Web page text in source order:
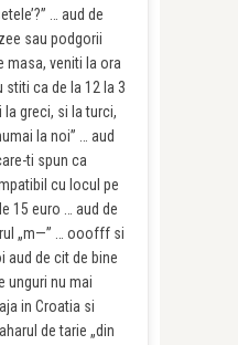
… aud de
sau podgorii
masa, veniti la ora
stiti ca de la 12 la 3
greci, si la turci,
la noi” … aud
ti spun ca
cu locul pe
15 euro … aud de
„m—” … ooofff si
aud de cit de bine
unguri nu mai
in Croatia si
de tarie „din